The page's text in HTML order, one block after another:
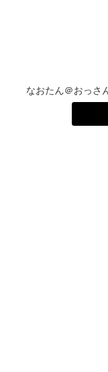
なおたん＠おっさ